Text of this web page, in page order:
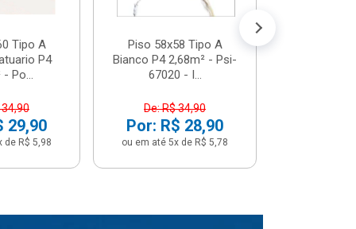
Tipo A
P4
- Po...
34,90
29,90
de R$ 5,98
Piso 58x58 Tipo A
Bianco P4 2,68m² - Psi-
67020 - I...
De: R$ 34,90
Por: R$ 28,90
ou em até 5x de R$ 5,78